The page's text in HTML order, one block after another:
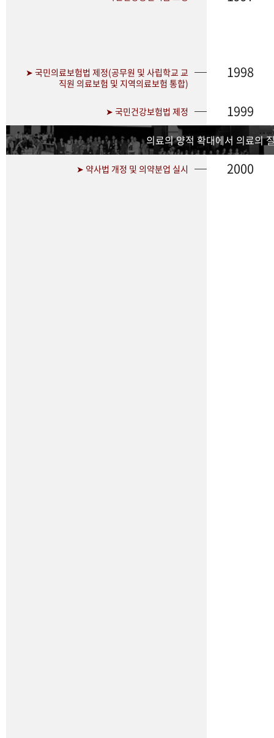
➤ 국민의료보험법 제정(공무원 및 사립학교 교
직원 의료보험 및 지역의료보험 통합)
1998
➤ 국민건강보험법 제정 1999
의료의 양적 확대에서 의료의
➤ 약사법 개정 및 의약분업 실시 2000